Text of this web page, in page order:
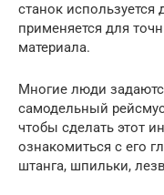
станок используется
применяется для
материала.
Многие люди
самодельный
чтобы сделать этот
ознакомиться с его
штанга, шпильки,